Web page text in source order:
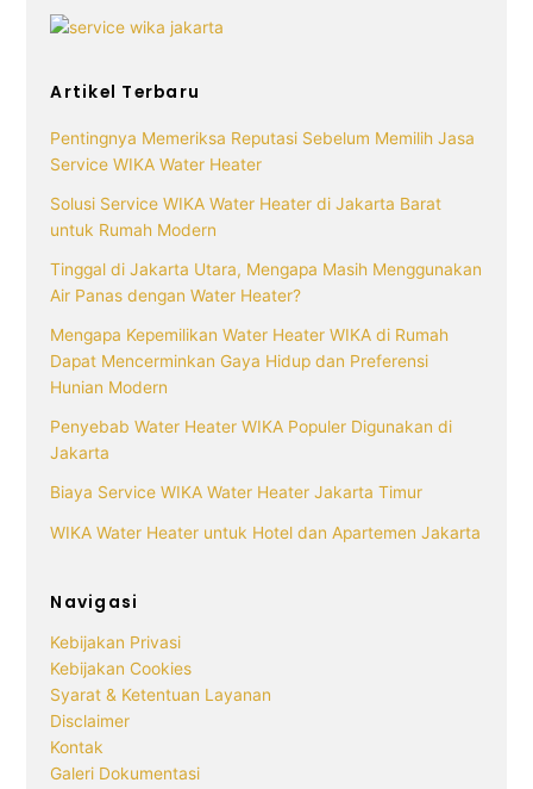
Artikel Terbaru
Pentingnya Memeriksa Reputasi Sebelum Memilih Jasa
Service WIKA Water Heater
Solusi Service WIKA Water Heater di Jakarta Barat
untuk Rumah Modern
Tinggal di Jakarta Utara, Mengapa Masih Menggunakan
Air Panas dengan Water Heater?
Mengapa Kepemilikan Water Heater WIKA di Rumah
Dapat Mencerminkan Gaya Hidup dan Preferensi
Hunian Modern
Penyebab Water Heater WIKA Populer Digunakan di
Jakarta
Biaya Service WIKA Water Heater Jakarta Timur
WIKA Water Heater untuk Hotel dan Apartemen Jakarta
Navigasi
Kebijakan Privasi
Kebijakan Cookies
Syarat & Ketentuan Layanan
Disclaimer
Kontak
Galeri Dokumentasi